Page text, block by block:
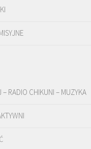
– RADIO CHIKUNI – MUZYKA